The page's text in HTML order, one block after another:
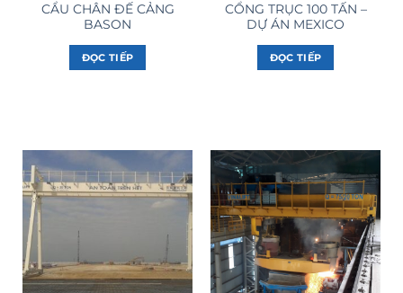
CẨU CHÂN ĐẾ CẢNG
BASON
ĐỌC TIẾP
CỔNG TRỤC 100 TẤN –
DỰ ÁN MEXICO
ĐỌC TIẾP